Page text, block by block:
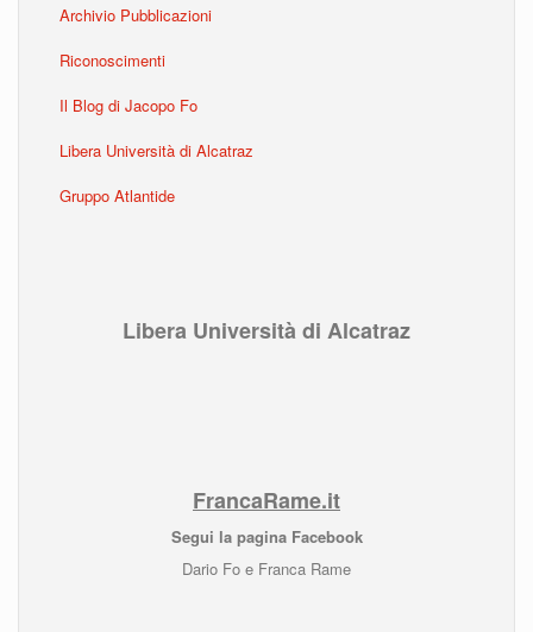
Archivio Pubblicazioni
Riconoscimenti
Il Blog di Jacopo Fo
Libera Università di Alcatraz
Gruppo Atlantide
Libera Università di Alcatraz
FrancaRame.it
Segui la pagina Facebook
Dario Fo e Franca Rame